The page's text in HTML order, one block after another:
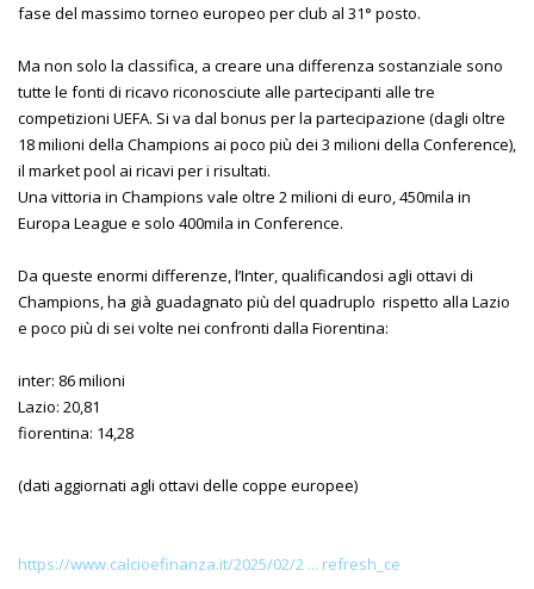
fase del massimo torneo europeo per club al 31° posto.
Ma non solo la classifica, a creare una differenza sostanziale sono
tutte le fonti di ricavo riconosciute alle partecipanti alle tre
competizioni UEFA. Si va dal bonus per la partecipazione (dagli oltre
18 milioni della Champions ai poco più dei 3 milioni della Conference),
il market pool ai ricavi per i risultati.
Una vittoria in Champions vale oltre 2 milioni di euro, 450mila in
Europa League e solo 400mila in Conference.
Da queste enormi differenze, l’Inter, qualificandosi agli ottavi di
Champions, ha già guadagnato più del quadruplo rispetto alla Lazio
e poco più di sei volte nei confronti dalla Fiorentina:
inter: 86 milioni
Lazio: 20,81
fiorentina: 14,28
(dati aggiornati agli ottavi delle coppe europee)
https://www.calcioefinanza.it/2025/02/2 ... refresh_ce